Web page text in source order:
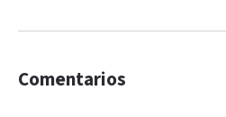
Comentarios